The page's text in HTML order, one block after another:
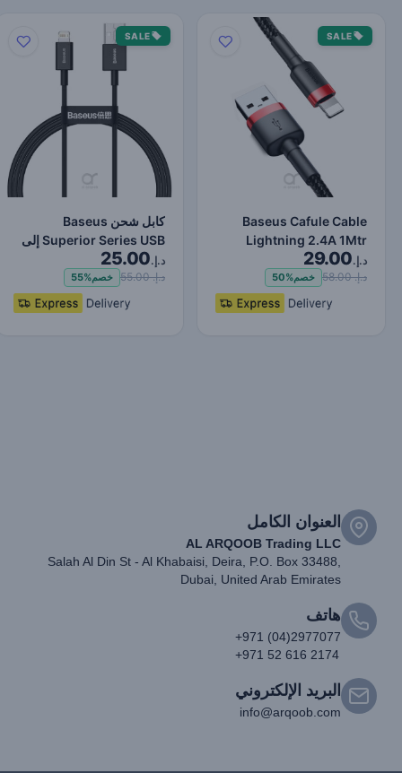
SALE
Baseus Cafule Cable
Lightning 2.4A 1Mtr
Red+Black
د.إ.29.00
د.إ. 58.00 خصم50%
SALE
كابل شحن Baseus
Superior Series USB إلى
Lightning-Fast لنقل البي…
د.إ.25.00
د.إ. 55.00 خصم55%
العنوان الكامل
AL ARQOOB Trading LLC
Salah Al Din St - Al Khabaisi, Deira, P.O. Box 33488,
Dubai, United Arab Emirates
هاتف
+971 (04)2977077
+971 52 616 2174
البريد الإلكتروني
info@arqoob.com